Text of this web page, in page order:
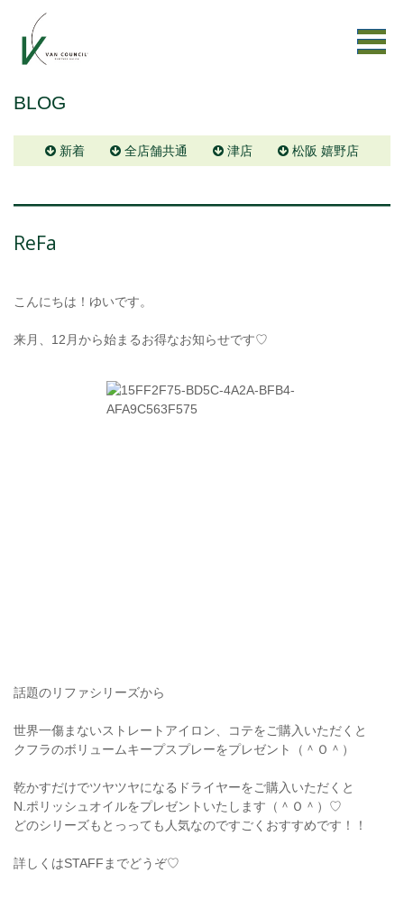
BLOG
新着 全店舗共通 津店 松阪 嬉野店
ReFa
こんにちは！ゆいです。
来月、12月から始まるお得なお知らせです♡
話題のリファシリーズから
世界一傷まないストレートアイロン、コテをご購入いただくと
クフラのボリュームキープスプレーをプレゼント（＾Ｏ＾）
乾かすだけでツヤツヤになるドライヤーをご購入いただくと
N.ポリッシュオイルをプレゼントいたします（＾Ｏ＾）♡
どのシリーズもとっっても人気なのですごくおすすめです！！
詳しくはSTAFFまでどうぞ♡